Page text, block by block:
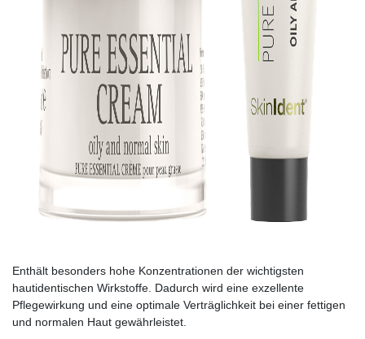
Enthält besonders hohe Konzentrationen der wichtigsten
hautidentischen Wirkstoffe. Dadurch wird eine exzellente
Pflegewirkung und eine optimale Verträglichkeit bei einer fettigen
und normalen Haut gewährleistet.